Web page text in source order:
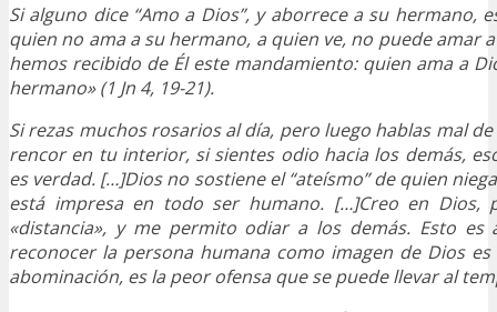
Si alguno dice “Amo a Dios”, y aborrece a su hermano,
quien no ama a su hermano, a quien ve, no puede amar
hemos recibido de Él este mandamiento: quien ama a
hermano» (1 Jn 4, 19-21).
Si rezas muchos rosarios al día, pero luego hablas mal
rencor en tu interior, si sientes odio hacia los demás,
es verdad. […]Dios no sostiene el “ateísmo” de quien
está impresa en todo ser humano. […]Creo en Dios,
«distancia», y me permito odiar a los demás. Esto es
reconocer la persona humana como imagen de Dios
abominación, es la peor ofensa que se puede llevar al